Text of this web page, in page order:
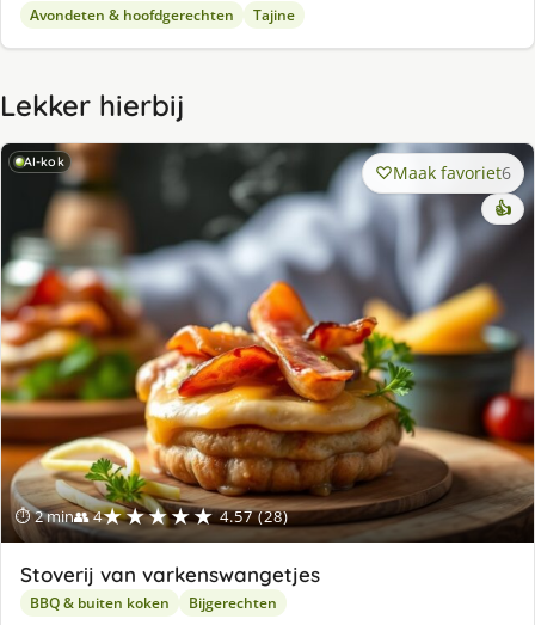
Avondeten & hoofdgerechten Tajine
Lekker hierbij
AI-kok
⏱ 2 min👥 4★★★★★ 4.57 (28)
Maak favoriet6
👍
Stoverij van varkenswangetjes
BBQ & buiten koken Bijgerechten